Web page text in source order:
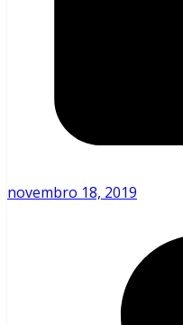
novembro 18, 2019